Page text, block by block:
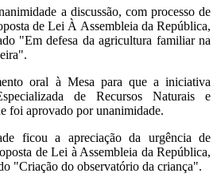
a discussão, com processo de
de Lei À Assembleia da República,
"Em defesa da agricultura familiar na
oral à Mesa para que a iniciativa
de Recursos Naturais e
foi aprovado por unanimidade.
ficou a apreciação da urgência de
de Lei à Assembleia da República,
"Criação do observatório da criança".